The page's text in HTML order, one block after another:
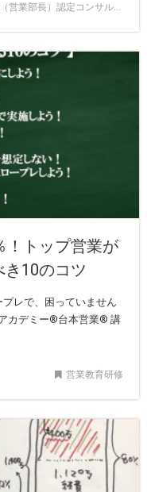
業部長）認定コンサルタント記事
！トップ営業が
10のコツ
レで、困っていません
カデミー®︎台本営業®︎ 講
営業教育研修